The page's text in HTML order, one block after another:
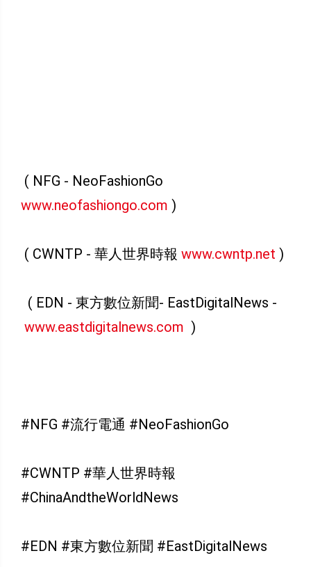
( NFG - NeoFashionGo
www.neofashiongo.com )
( CWNTP - 華人世界時報 www.cwntp.net )
( EDN - 東方數位新聞- EastDigitalNews -
www.eastdigitalnews.com )
#NFG #流行電通 #NeoFashionGo
#CWNTP #華人世界時報
#ChinaAndtheWorldNews
#EDN #東方數位新聞 #EastDigitalNews